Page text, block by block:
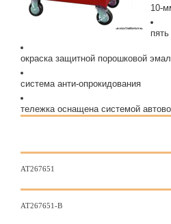
10-
окраска защитной порошковой
система анти-опрокидования
тележка оснащена системой
АТ267651
АТ267651-B